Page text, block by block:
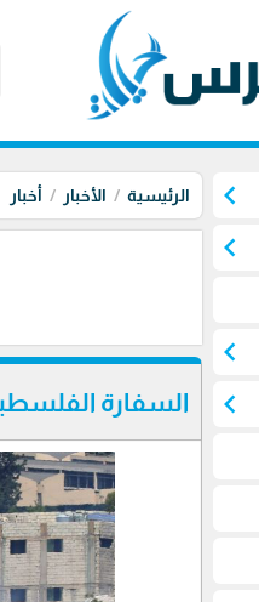
chevron_left
chevron_left
chevron_left
chevron_left
الرئيسية الأخبار أخبار
السفارة